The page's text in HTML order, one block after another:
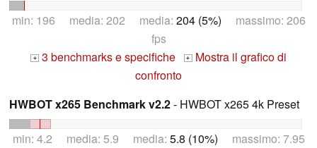
min: 196 media: 202 media: 204 (5%) massimo: 206
fps
+ 3 benchmarks e specifiche + Mostra il grafico di
confronto
HWBOT x265 Benchmark v2.2- HWBOT x265 4k Preset
min: 4.2 media: 5.9 media: 5.8 (10%) massimo: 7.95